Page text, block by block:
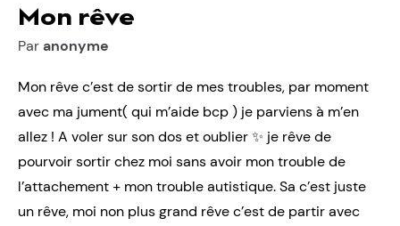
Mon rêve
Paranonyme
Mon rêve c’est de sortir de mes troubles, par moment
avec ma jument( qui m’aide bcp ) je parviens à m’en
allez ! A voler sur son dos et oublier ✨ je rêve de
pourvoir sortir chez moi sans avoir mon trouble de
l’attachement + mon trouble autistique. Sa c’est juste
un rêve, moi non plus grand rêve c’est de partir avec